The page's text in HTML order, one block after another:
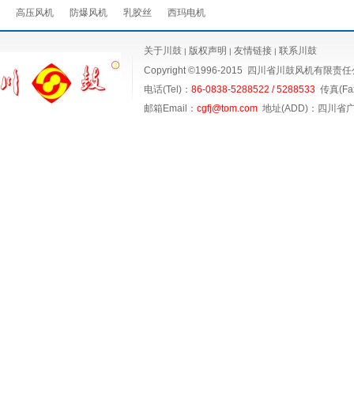
高压风机 防爆风机 乳胶丝 西玛电机
关于川鼓 | 版权声明 | 友情链接 | 联系川鼓
Copyright ©1996-2015
四川省川鼓风机有限责
电话(Tel)： 86-0838-5288522 / 5288533 传真
邮箱Email： cgfj@tom.com 地址(ADD)：四川省